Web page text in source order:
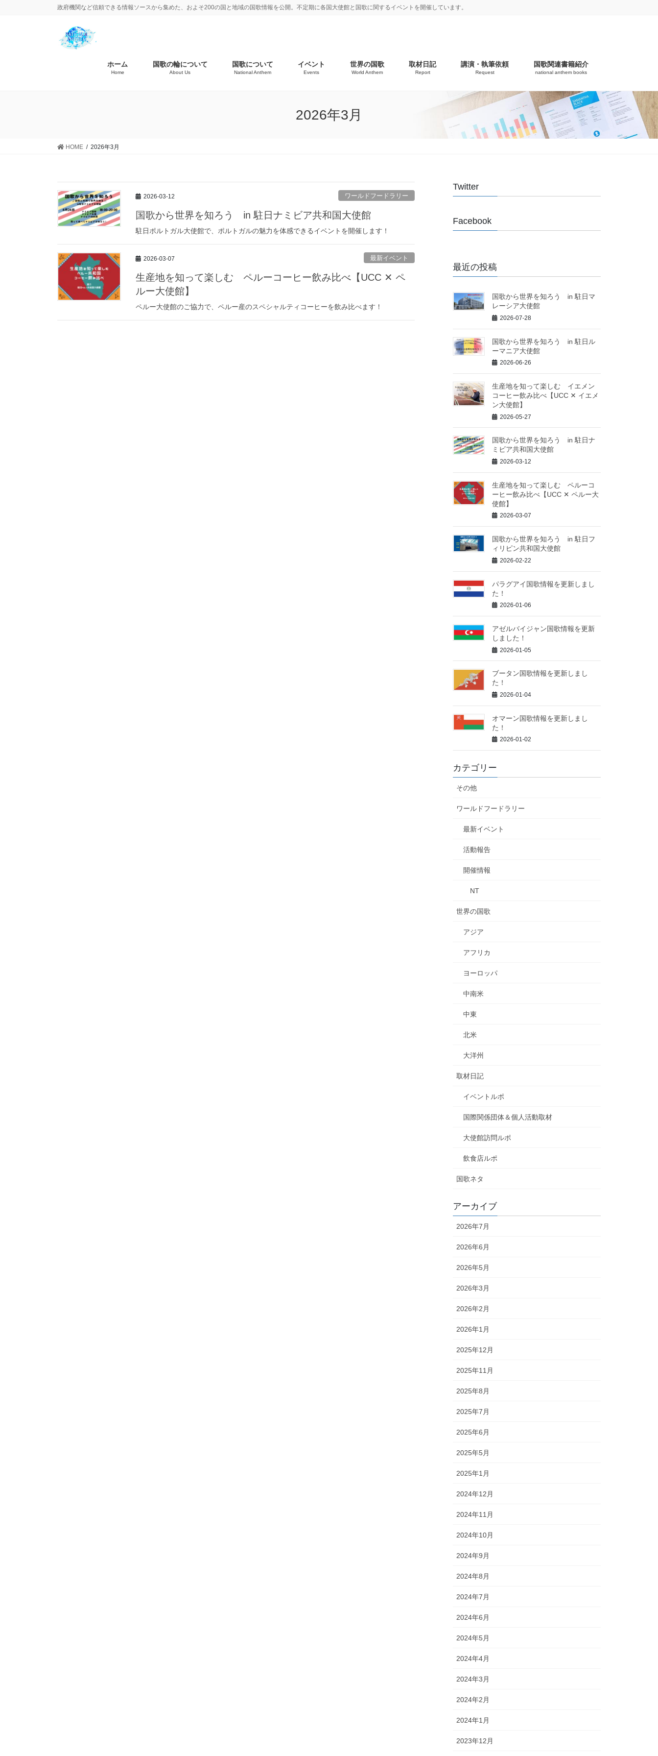
政府機関など信頼できる情報ソースから集めた、およそ200の国と地域の国歌情報を公開。不定期に各国大使館と国歌に関するイベントを開催しています。
ホーム
Home
国歌の輪について
About Us
国歌について
National Anthem
イベント
Events
世界の国歌
World Anthem
取材日記
Report
講演・執筆依頼
Request
国歌関連書籍紹介
national anthem books
2026年3月
HOME 2026年3月
2026-03-12 ワールドフードラリー
国歌から世界を知ろう in 駐日ナミビア共和国大使館
駐日ポルトガル大使館で、ポルトガルの魅力を体感できるイベントを開催します！
2026-03-07 最新イベント
生産地を知って楽しむ ペルーコーヒー飲み比べ【UCC ✕ ペ
ルー大使館】
ペルー大使館のご協力で、ペルー産のスペシャルティコーヒーを飲み比べます！
Twitter
Facebook
最近の投稿
国歌から世界を知ろう in 駐日マ
レーシア大使館
2026-07-28
国歌から世界を知ろう in 駐日ル
ーマニア大使館
2026-06-26
生産地を知って楽しむ イエメン
コーヒー飲み比べ【UCC ✕ イエメ
ン大使館】
2026-05-27
国歌から世界を知ろう in 駐日ナ
ミビア共和国大使館
2026-03-12
生産地を知って楽しむ ペルーコ
ーヒー飲み比べ【UCC ✕ ペルー大
使館】
2026-03-07
国歌から世界を知ろう in 駐日フ
ィリピン共和国大使館
2026-02-22
パラグアイ国歌情報を更新しまし
た！
2026-01-06
アゼルバイジャン国歌情報を更新
しました！
2026-01-05
ブータン国歌情報を更新しまし
た！
2026-01-04
オマーン国歌情報を更新しまし
た！
2026-01-02
カテゴリー
その他
ワールドフードラリー
最新イベント
活動報告
開催情報
NT
世界の国歌
アジア
アフリカ
ヨーロッパ
中南米
中東
北米
大洋州
取材日記
イベントルポ
国際関係団体＆個人活動取材
大使館訪問ルポ
飲食店ルポ
国歌ネタ
アーカイブ
2026年7月
2026年6月
2026年5月
2026年3月
2026年2月
2026年1月
2025年12月
2025年11月
2025年8月
2025年7月
2025年6月
2025年5月
2025年1月
2024年12月
2024年11月
2024年10月
2024年9月
2024年8月
2024年7月
2024年6月
2024年5月
2024年4月
2024年3月
2024年2月
2024年1月
2023年12月